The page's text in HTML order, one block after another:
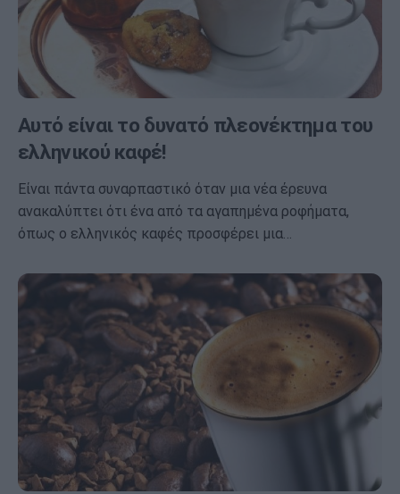
Αυτό είναι το δυνατό πλεονέκτημα του
ελληνικού καφέ!
Είναι πάντα συναρπαστικό όταν μια νέα έρευνα
ανακαλύπτει ότι ένα από τα αγαπημένα ροφήματα,
όπως ο ελληνικός καφές προσφέρει μια…